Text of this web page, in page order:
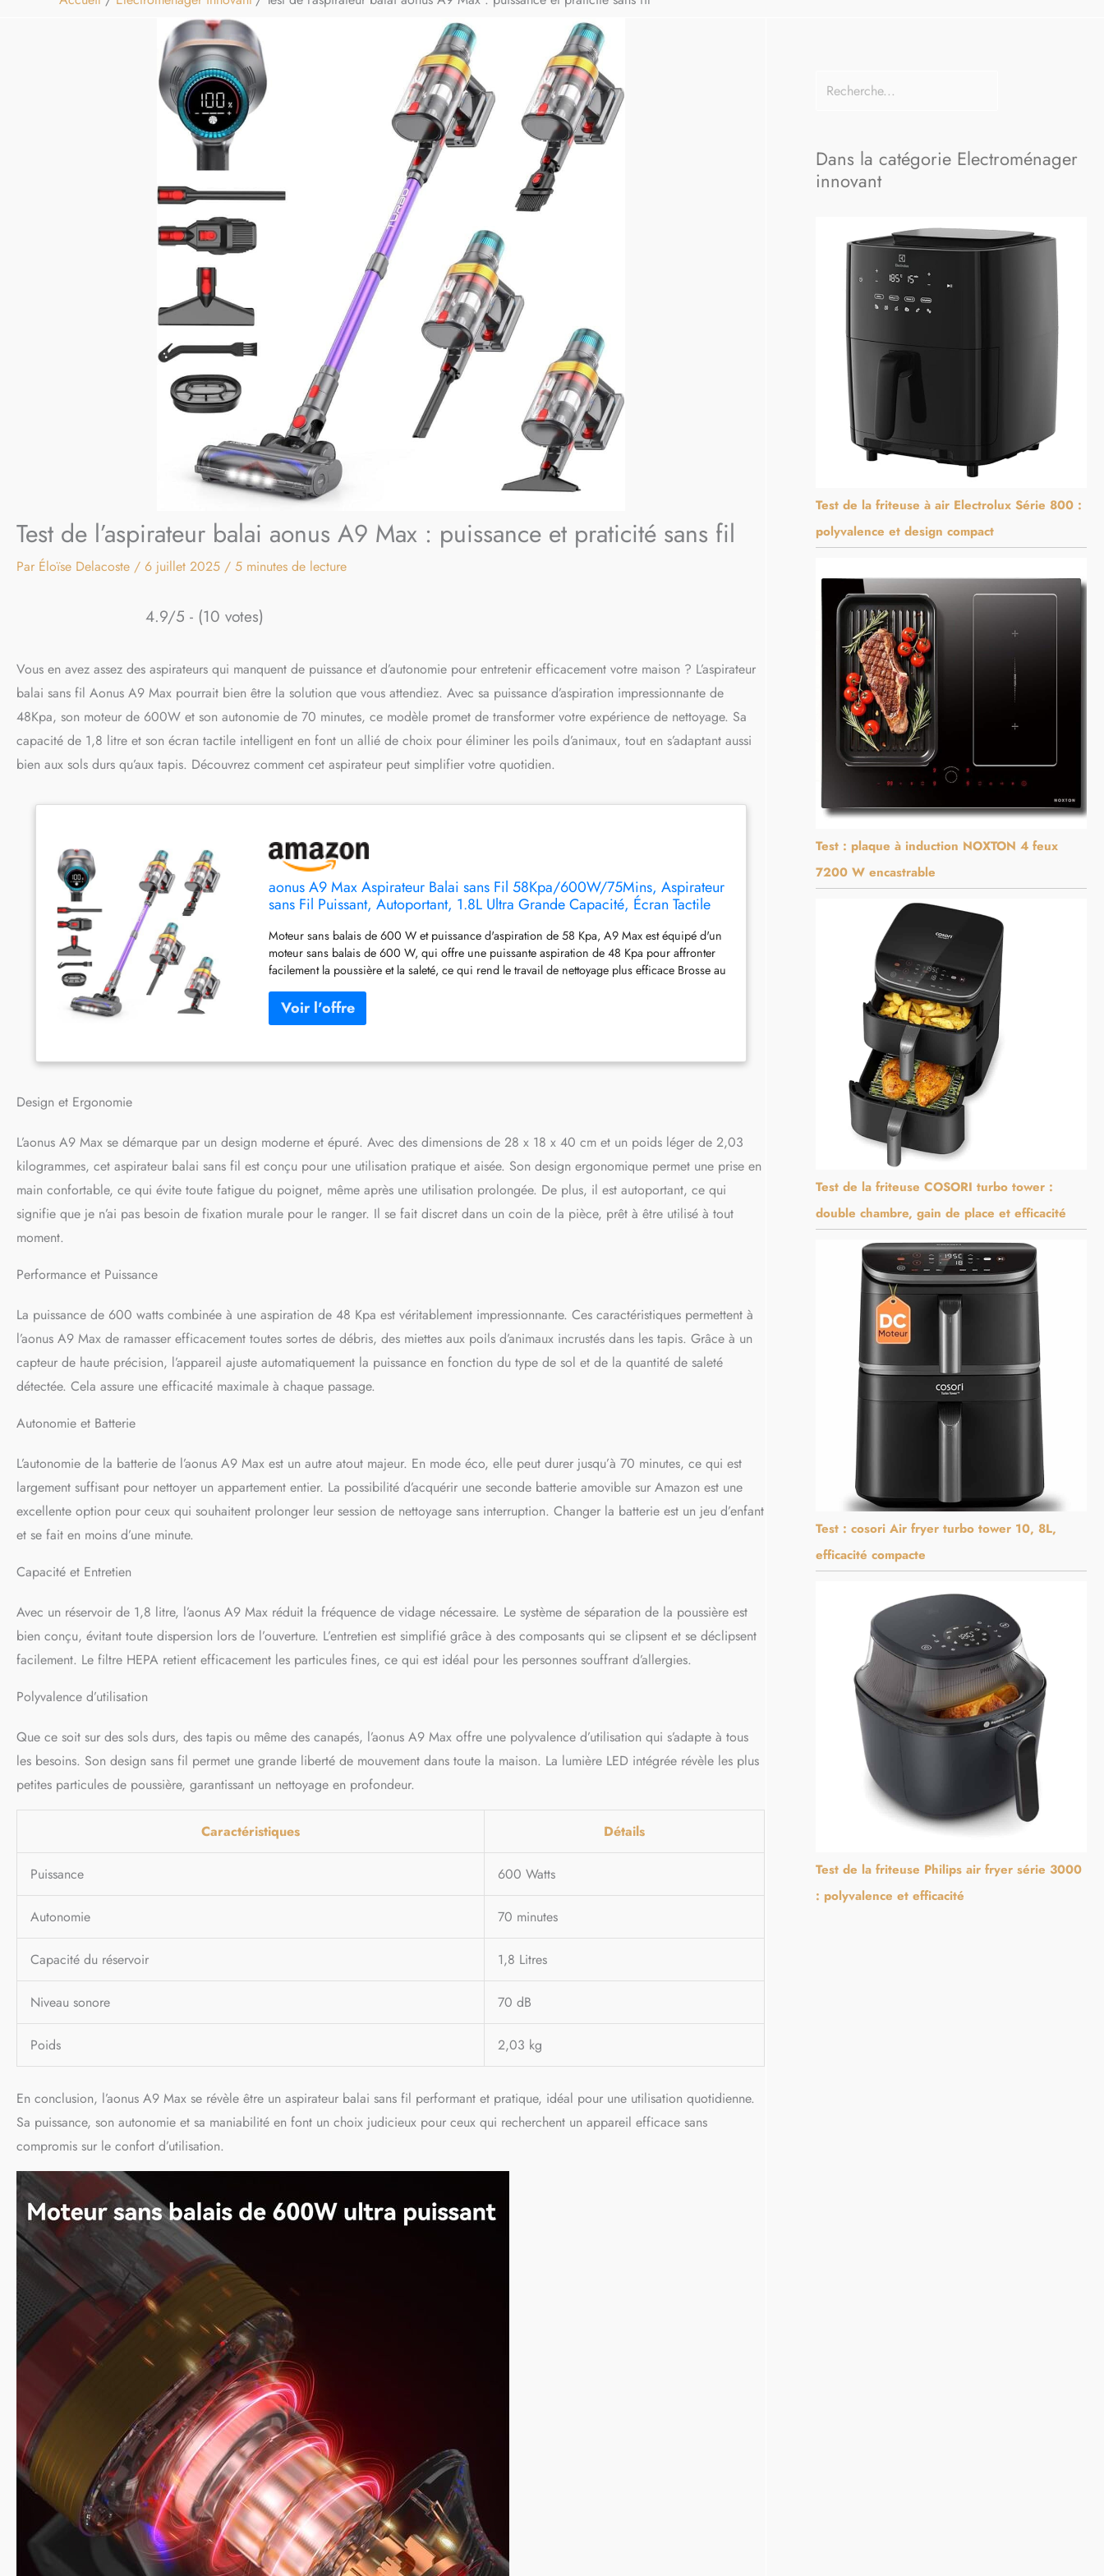
Test de l’aspirateur balai aonus A9 Max : puissance et praticité sans fil
Par Éloïse Delacoste / 6 juillet 2025 / 5 minutes de lecture
4.9/5 - (10 votes)
Vous en avez assez des aspirateurs qui manquent de puissance et d’autonomie pour entretenir efficacement votre maison ? L’aspirateur
balai sans fil Aonus A9 Max pourrait bien être la solution que vous attendiez. Avec sa puissance d’aspiration impressionnante de
48Kpa, son moteur de 600W et son autonomie de 70 minutes, ce modèle promet de transformer votre expérience de nettoyage. Sa
capacité de 1,8 litre et son écran tactile intelligent en font un allié de choix pour éliminer les poils d’animaux, tout en s’adaptant aussi
bien aux sols durs qu’aux tapis. Découvrez comment cet aspirateur peut simplifier votre quotidien.
aonus A9 Max Aspirateur Balai sans Fil 58Kpa/600W/75Mins, Aspirateur
sans Fil Puissant, Autoportant, 1.8L Ultra Grande Capacité, Écran Tactile
Moteur sans balais de 600 W et puissance d'aspiration de 58 Kpa, A9 Max est équipé d'un
moteur sans balais de 600 W, qui offre une puissante aspiration de 48 Kpa pour affronter
facilement la poussière et la saleté, ce qui rend le travail de nettoyage plus efficace Brosse au
non seulement une surface plus large, mais peut également se tenir debout tout seul, évitant
efficacement l'enchevêtrement des cheveux et rendre le nettoyage plus efficace. Réservoir à
Batterie haute capacité de 8 x 2 500 mAh, la durée de vie de la batterie est jusqu'à 75
minutes, la batterie est amovible et peut être chargée séparément, vous permettant de nettoyer
toute la maison avec une seule charge Système de filtration à 8 étapes, le système de filtration
avancé à 8 étapes filtre efficacement la poussière fine et les allergènes, assurant l'émission
d'air propre et protégeant la santé de votre famille Écran tactile intelligent, l'écran tactile
Design et Ergonomie
L’aonus A9 Max se démarque par un design moderne et épuré. Avec des dimensions de 28 x 18 x 40 cm et un poids léger de 2,03
kilogrammes, cet aspirateur balai sans fil est conçu pour une utilisation pratique et aisée. Son design ergonomique permet une prise en
main confortable, ce qui évite toute fatigue du poignet, même après une utilisation prolongée. De plus, il est autoportant, ce qui
signifie que je n’ai pas besoin de fixation murale pour le ranger. Il se fait discret dans un coin de la pièce, prêt à être utilisé à tout
moment.
Performance et Puissance
La puissance de 600 watts combinée à une aspiration de 48 Kpa est véritablement impressionnante. Ces caractéristiques permettent à
l’aonus A9 Max de ramasser efficacement toutes sortes de débris, des miettes aux poils d’animaux incrustés dans les tapis. Grâce à un
capteur de haute précision, l’appareil ajuste automatiquement la puissance en fonction du type de sol et de la quantité de saleté
détectée. Cela assure une efficacité maximale à chaque passage.
Autonomie et Batterie
L’autonomie de la batterie de l’aonus A9 Max est un autre atout majeur. En mode éco, elle peut durer jusqu’à 70 minutes, ce qui est
largement suffisant pour nettoyer un appartement entier. La possibilité d’acquérir une seconde batterie amovible sur Amazon est une
excellente option pour ceux qui souhaitent prolonger leur session de nettoyage sans interruption. Changer la batterie est un jeu d’enfant
et se fait en moins d’une minute.
Capacité et Entretien
Avec un réservoir de 1,8 litre, l’aonus A9 Max réduit la fréquence de vidage nécessaire. Le système de séparation de la poussière est
bien conçu, évitant toute dispersion lors de l’ouverture. L’entretien est simplifié grâce à des composants qui se clipsent et se déclipsent
facilement. Le filtre HEPA retient efficacement les particules fines, ce qui est idéal pour les personnes souffrant d’allergies.
Polyvalence d’utilisation
Que ce soit sur des sols durs, des tapis ou même des canapés, l’aonus A9 Max offre une polyvalence d’utilisation qui s’adapte à tous
les besoins. Son design sans fil permet une grande liberté de mouvement dans toute la maison. La lumière LED intégrée révèle les plus
petites particules de poussière, garantissant un nettoyage en profondeur.
Caractéristiques Détails
Puissance 600 Watts
Autonomie 70 minutes
Capacité du réservoir 1,8 Litres
Niveau sonore 70 dB
Poids 2,03 kg
En conclusion, l’aonus A9 Max se révèle être un aspirateur balai sans fil performant et pratique, idéal pour une utilisation quotidienne.
Sa puissance, son autonomie et sa maniabilité en font un choix judicieux pour ceux qui recherchent un appareil efficace sans
compromis sur le confort d’utilisation.
Dans la catégorie Electroménager
innovant
Test de la friteuse à air Electrolux Série 800 :
polyvalence et design compact
Test : plaque à induction NOXTON 4 feux
7200 W encastrable
Test de la friteuse COSORI turbo tower :
double chambre, gain de place et efficacité
Test : cosori Air fryer turbo tower 10, 8L,
efficacité compacte
Test de la friteuse Philips air fryer série 3000
: polyvalence et efficacité